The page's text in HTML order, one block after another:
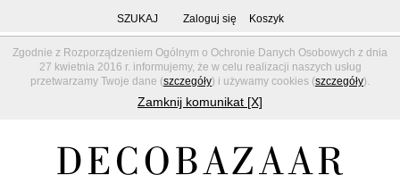
Zgodnie z Rozporządzeniem Ogólnym o Ochronie Danych Osobowych z dnia
27 kwietnia 2016 r. informujemy, że w celu realizacji naszych usług
przetwarzamy Twoje dane (szczegóły) i używamy cookies (szczegóły).
Zamknij komunikat [X]
SZUKAJ Zaloguj się Koszyk